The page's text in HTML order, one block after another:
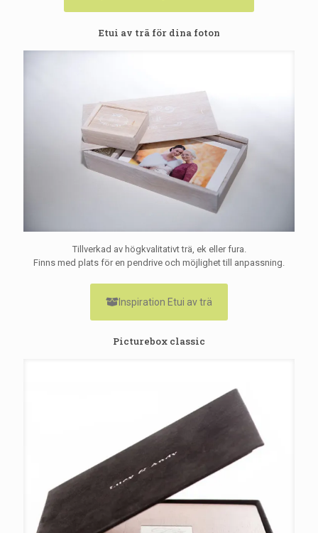
Etui av trä för dina foton
Tillverkad av högkvalitativt trä, ek eller fura.
Finns med plats för en pendrive och möjlighet till anpassning.
Inspiration Etui av trä
Picturebox classic